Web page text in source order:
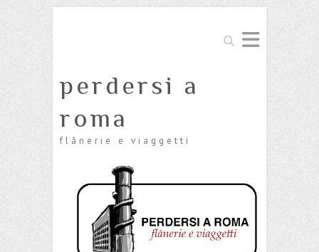
Cerca
perdersi a
roma
flânerie e viaggetti